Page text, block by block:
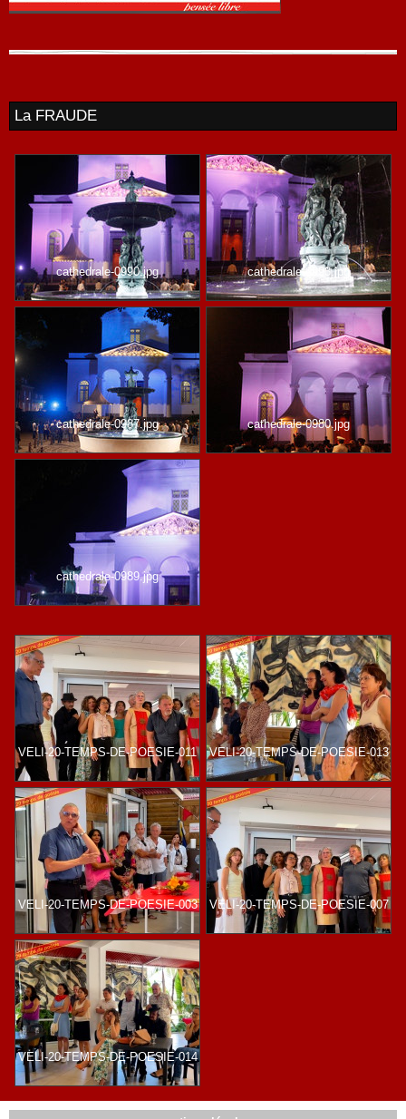
La FRAUDE
cathedrale-0990.jpg cathedrale-0993.jpg
cathedrale-0987.jpg cathedrale-0980.jpg
cathedrale-0989.jpg
VELI-20-TEMPS-DE-POESIE-011 VELI-20-TEMPS-DE-POESIE-013
VELI-20-TEMPS-DE-POESIE-003 VELI-20-TEMPS-DE-POESIE-007
VELI-20-TEMPS-DE-POESIE-014